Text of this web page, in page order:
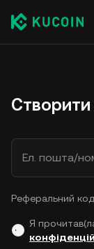
Створити
Ел. пошта/
Реферальний
Я